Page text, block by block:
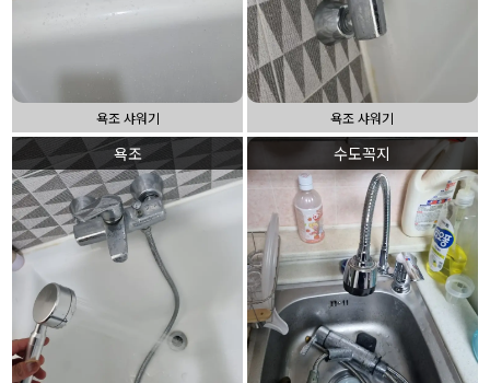
욕조 샤워기 욕조 샤워기
욕조 수도꼭지